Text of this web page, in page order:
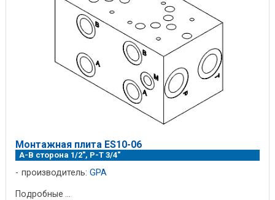
Монтажная плита ES10-06
A-B сторона 1/2", P-T 3/4"
производитель: GPA
Подробные ...